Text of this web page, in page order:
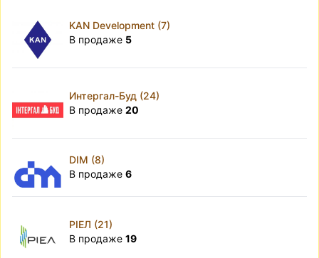
KAN Development (7)
В продаже 5
Интергал-Буд (24)
В продаже 20
DIM (8)
В продаже 6
РІЕЛ (21)
В продаже 19